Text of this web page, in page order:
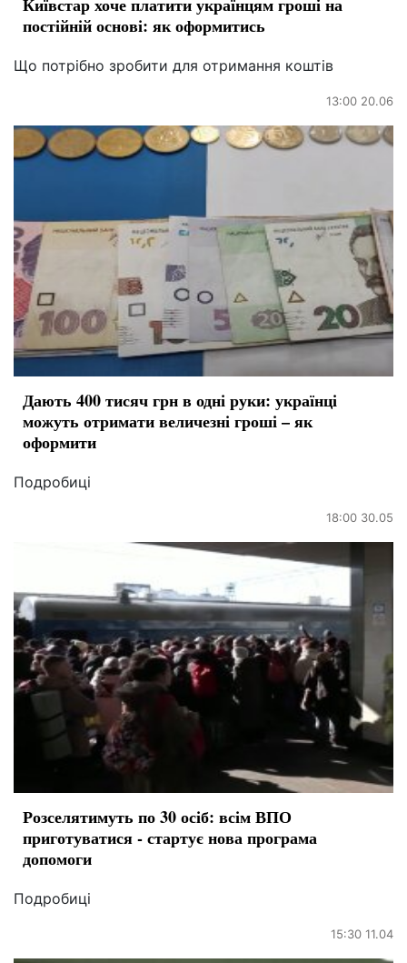
Київстар хоче платити українцям гроші на
постійній основі: як оформитись
Що потрібно зробити для отримання коштів
13:00 20.06
Дають 400 тисяч грн в одні руки: українці
можуть отримати величезні гроші – як
оформити
Подробиці
18:00 30.05
Розселятимуть по 30 осіб: всім ВПО
приготуватися - стартує нова програма
допомоги
Подробиці
15:30 11.04